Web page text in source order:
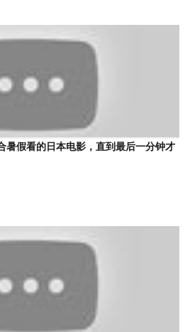
暑假看的日本电影，直到最后一分钟才